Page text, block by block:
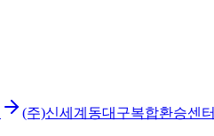
(주)신세계동대구복합환승센터